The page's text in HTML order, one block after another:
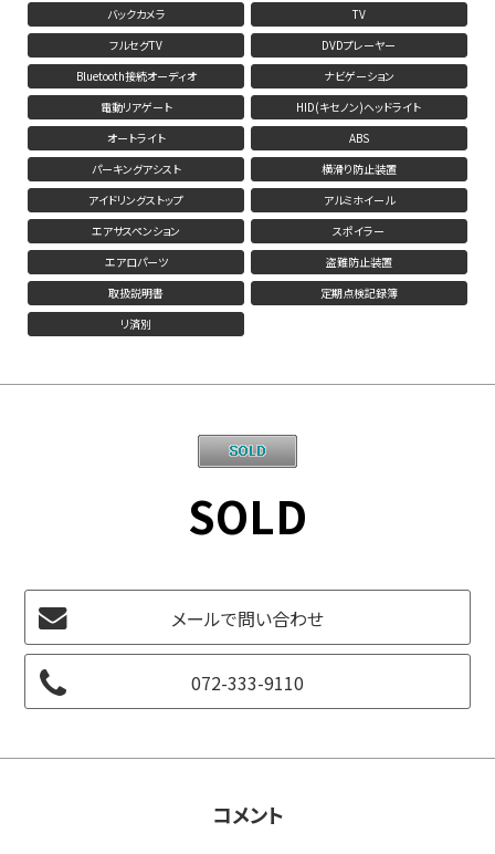
バックカメラ
TV
フルセグTV
DVDプレーヤー
Bluetooth接続オーディオ
ナビゲーション
電動リアゲート
HID(キセノン)ヘッドライト
オートライト
ABS
パーキングアシスト
横滑り防止装置
アイドリングストップ
アルミホイール
エアサスペンション
スポイラー
エアロパーツ
盗難防止装置
取扱説明書
定期点検記録簿
リ済別
SOLD
メールで問い合わせ
072-333-9110
コメント